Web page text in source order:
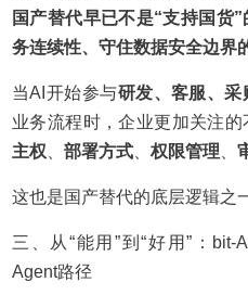
国产替代早已不是“支持国货
务连续性、守住数据安全边界
当AI开始参与研发、客服、采
业务流程时，企业更加关注
主权 、部署方式 、权限管理 、
这也是国产替代的底层逻辑之
三、从“能用”到“好用”：
Agent路径